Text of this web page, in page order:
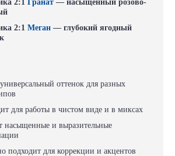
2:1 Гранат — насыщенный розово-
2:1 Меган — глубокий ягодный
оттенок для разных
для работы в чистом виде и в миксах
насыщенные и выразительные
подходит для коррекции и акцентов